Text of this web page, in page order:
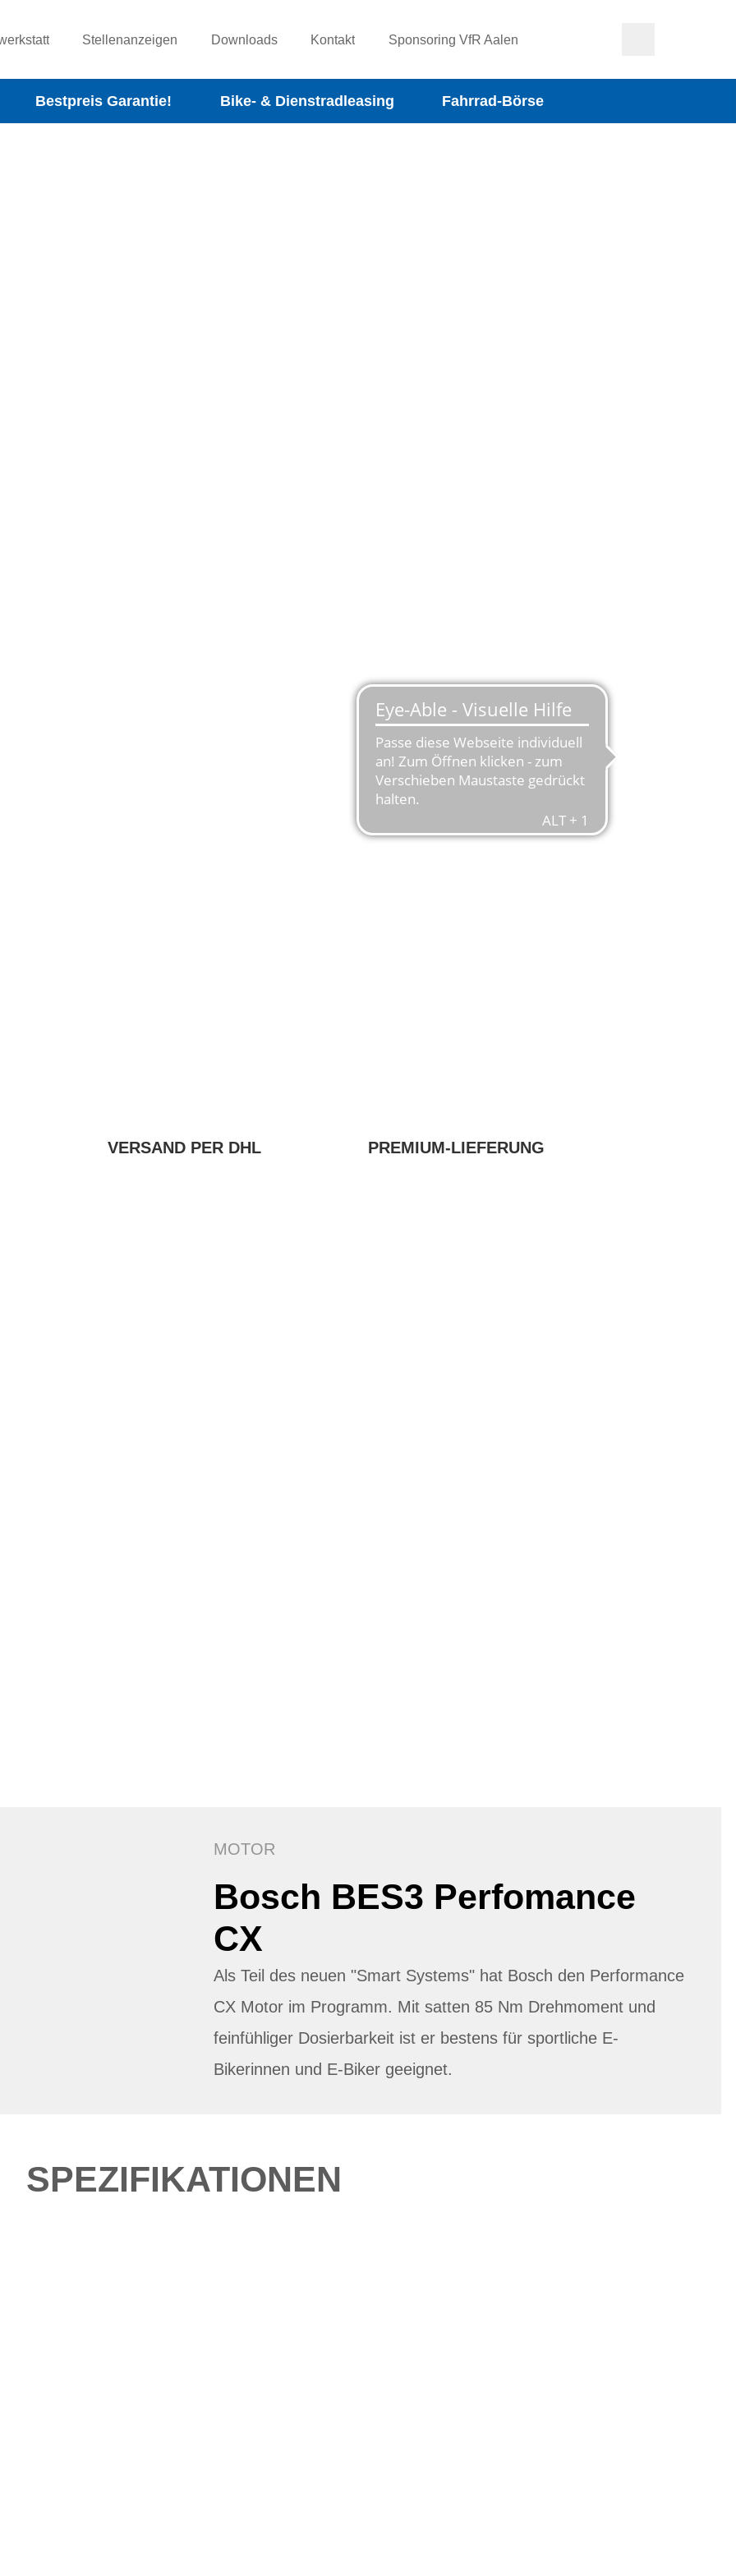
Stellenanzeigen Downloads Kontakt Sponsoring VfR Aalen
Bestpreis Garantie! Bike- & Dienstradleasing Fahrrad-Börse
VERSAND PER DHL PREMIUM-LIEFERUNG
MOTOR
Bosch BES3 Perfomance
CX
Als Teil des neuen "Smart Systems" hat Bosch den Performance
CX Motor im Programm. Mit satten 85 Nm Drehmoment und
feinfühliger Dosierbarkeit ist er bestens für sportliche E-
Bikerinnen und E-Biker geeignet.
SPEZIFIKATIONEN